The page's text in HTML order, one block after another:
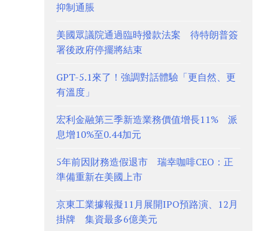
抑制通脹
美國眾議院通過臨時撥款法案 待特朗普簽
署後政府停擺將結束
GPT-5.1來了！強調對話體驗「更自然、更
有溫度」
宏利金融第三季新造業務價值增長11% 派
息增10%至0.44加元
5年前因財務造假退市 瑞幸咖啡CEO：正
準備重新在美國上市
京東工業據報擬11月展開IPO預路演、12月
掛牌 集資最多6億美元